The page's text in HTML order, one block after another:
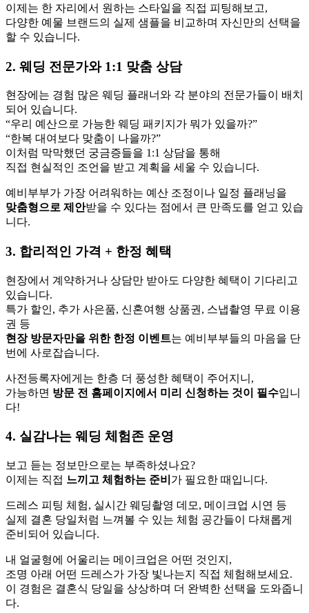
이제는 한 자리에서 원하는 스타일을 직접 피팅해보고,
다양한 예물 브랜드의 실제 샘플을 비교하며 자신만의 선택을
할 수 있습니다.
2. 웨딩 전문가와 1:1 맞춤 상담
현장에는 경험 많은 웨딩 플래너와 각 분야의 전문가들이 배치
되어 있습니다.
“우리 예산으로 가능한 웨딩 패키지가 뭐가 있을까?”
“한복 대여보다 맞춤이 나을까?”
이처럼 막막했던 궁금증들을 1:1 상담을 통해
직접 현실적인 조언을 받고 계획을 세울 수 있습니다.
예비부부가 가장 어려워하는 예산 조정이나 일정 플래닝을
맞춤형으로 제안받을 수 있다는 점에서 큰 만족도를 얻고 있습
니다.
3. 합리적인 가격 + 한정 혜택
현장에서 계약하거나 상담만 받아도 다양한 혜택이 기다리고
있습니다.
특가 할인, 추가 사은품, 신혼여행 상품권, 스냅촬영 무료 이용
권 등
현장 방문자만을 위한 한정 이벤트는 예비부부들의 마음을 단
번에 사로잡습니다.
사전등록자에게는 한층 더 풍성한 혜택이 주어지니,
가능하면 방문 전 홈페이지에서 미리 신청하는 것이 필수입니
다!
4. 실감나는 웨딩 체험존 운영
보고 듣는 정보만으로는 부족하셨나요?
이제는 직접 느끼고 체험하는 준비 가 필요한 때입니다.
드레스 피팅 체험, 실시간 웨딩촬영 데모, 메이크업 시연 등
실제 결혼 당일처럼 느껴볼 수 있는 체험 공간들이 다채롭게
준비되어 있습니다.
내 얼굴형에 어울리는 메이크업은 어떤 것인지,
조명 아래 어떤 드레스가 가장 빛나는지 직접 체험해보세요.
이 경험은 결혼식 당일을 상상하며 더 완벽한 선택을 도와줍니
다.